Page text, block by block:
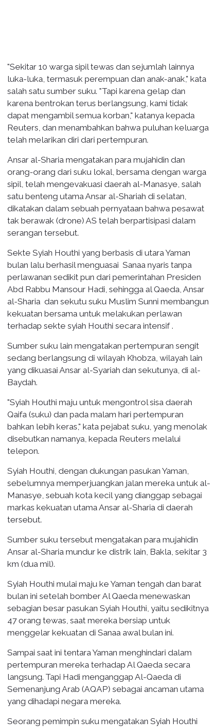
"Sekitar 10 warga sipil tewas dan sejumlah lainnya
luka-luka, termasuk perempuan dan anak-anak," kata
salah satu sumber suku. "Tapi karena gelap dan
karena bentrokan terus berlangsung, kami tidak
dapat mengambil semua korban," katanya kepada
Reuters, dan menambahkan bahwa puluhan keluarga
telah melarikan diri dari pertempuran.
Ansar al-Sharia mengatakan para mujahidin dan
orang-orang dari suku lokal, bersama dengan warga
sipil, telah mengevakuasi daerah al-Manasye, salah
satu benteng utama Ansar al-Shariah di selatan,
dikatakan dalam sebuah pernyataan bahwa pesawat
tak berawak (drone) AS telah berpartisipasi dalam
serangan tersebut.
Sekte Syiah Houthi yang berbasis di utara Yaman
bulan lalu berhasil menguasai Sanaa nyaris tanpa
perlawanan sedikit pun dari pemerintahan Presiden
Abd Rabbu Mansour Hadi, sehingga al Qaeda, Ansar
al-Sharia dan sekutu suku Muslim Sunni membangun
kekuatan bersama untuk melakukan perlawan
terhadap sekte syiah Houthi secara intensif .
Sumber suku lain mengatakan pertempuran sengit
sedang berlangsung di wilayah Khobza, wilayah lain
yang dikuasai Ansar al-Syariah dan sekutunya, di al-
Baydah.
"Syiah Houthi maju untuk mengontrol sisa daerah
Qaifa (suku) dan pada malam hari pertempuran
bahkan lebih keras," kata pejabat suku, yang menolak
disebutkan namanya, kepada Reuters melalui
telepon.
Syiah Houthi, dengan dukungan pasukan Yaman,
sebelumnya memperjuangkan jalan mereka untuk al-
Manasye, sebuah kota kecil yang dianggap sebagai
markas kekuatan utama Ansar al-Sharia di daerah
tersebut.
Sumber suku tersebut mengatakan para mujahidin
Ansar al-Sharia mundur ke distrik lain, Bakla, sekitar 3
km (dua mil).
Syiah Houthi mulai maju ke Yaman tengah dan barat
bulan ini setelah bomber Al Qaeda menewaskan
sebagian besar pasukan Syiah Houthi, yaitu sedikitnya
47 orang tewas, saat mereka bersiap untuk
menggelar kekuatan di Sanaa awal bulan ini.
Sampai saat ini tentara Yaman menghindari dalam
pertempuran mereka terhadap Al Qaeda secara
langsung. Tapi Hadi menganggap Al-Qaeda di
Semenanjung Arab (AQAP) sebagai ancaman utama
yang dihadapi negara mereka.
Seorang pemimpin suku mengatakan Syiah Houthi